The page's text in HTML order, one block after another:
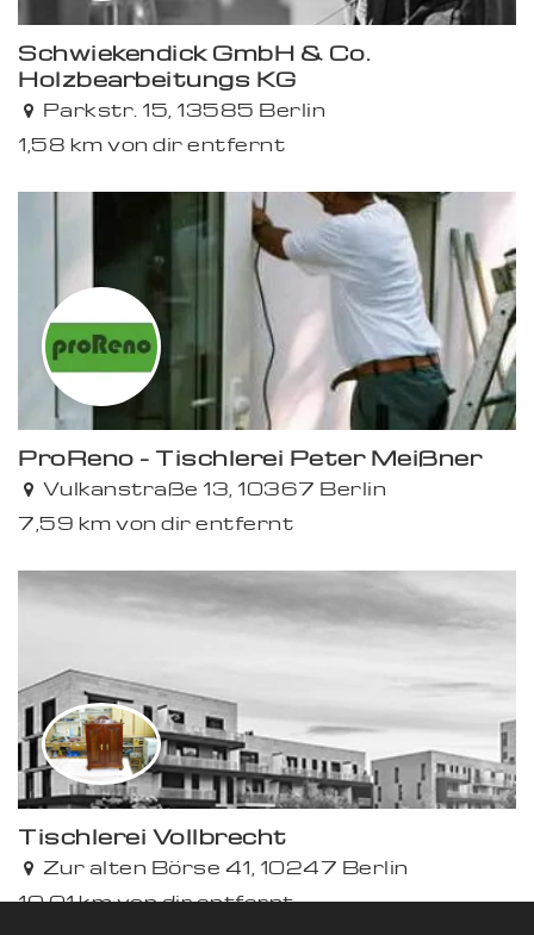
Schwiekendick GmbH & Co.
Holzbearbeitungs KG
Parkstr. 15, 13585 Berlin
1,58 km von dir entfernt
ProReno - Tischlerei Peter Meißner
Vulkanstraße 13, 10367 Berlin
7,59 km von dir entfernt
Tischlerei Vollbrecht
Zur alten Börse 41, 10247 Berlin
10,01 km von dir entfernt